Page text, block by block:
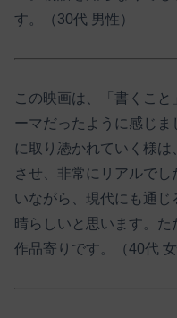
す。（30代 男性）
この映画は、「書くこ
ーマだったように感じ
に取り憑かれていく様
させ、非常にリアルで
いながら、現代にも通
晴らしいと思います。
作品寄りです。（40代 女